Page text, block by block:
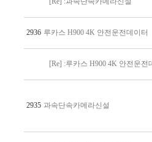
2936 루카스 H900 4K 안전운전데이터
[Re] :루카스 H900 4K 안전운전
2935 과속단속카메라신설